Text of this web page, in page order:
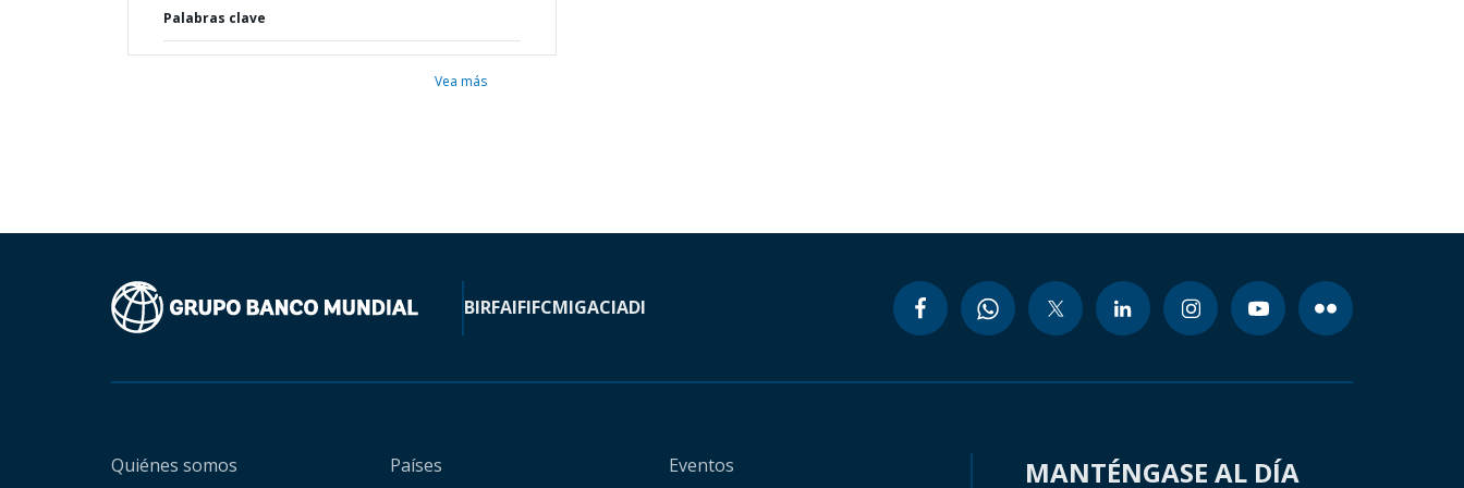
Palabras clave
Vea más
BIRFAIFIFCMIGACIADI
Quiénes somos Países Eventos MANTÉNGASE AL DÍA